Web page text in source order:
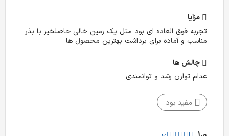
مزایا
تجربه فوق العاده ای بود مثل یک زمین خالی حاصلخیز با بذر
مناسب و آماده برای برداشت بهترین محصول ها
چالش‌ ها
عدام توازن رشد و توانمندی
مفید بود